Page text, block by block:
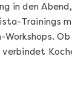
in den
Trainings